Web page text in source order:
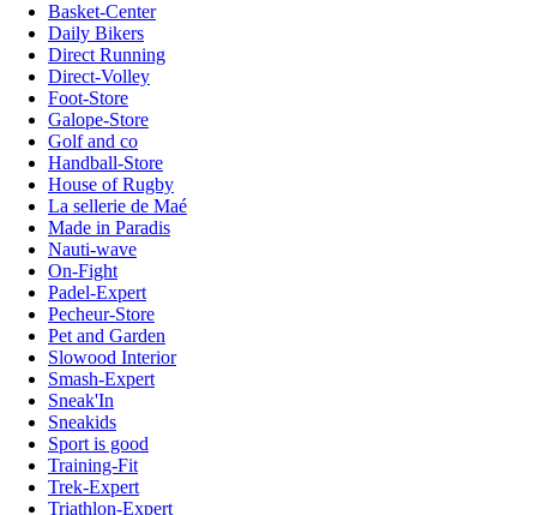
Basket-Center
Daily Bikers
Direct Running
Direct-Volley
Foot-Store
Galope-Store
Golf and co
Handball-Store
House of Rugby
La sellerie de Maé
Made in Paradis
Nauti-wave
On-Fight
Padel-Expert
Pecheur-Store
Pet and Garden
Slowood Interior
Smash-Expert
Sneak'In
Sneakids
Sport is good
Training-Fit
Trek-Expert
Triathlon-Expert